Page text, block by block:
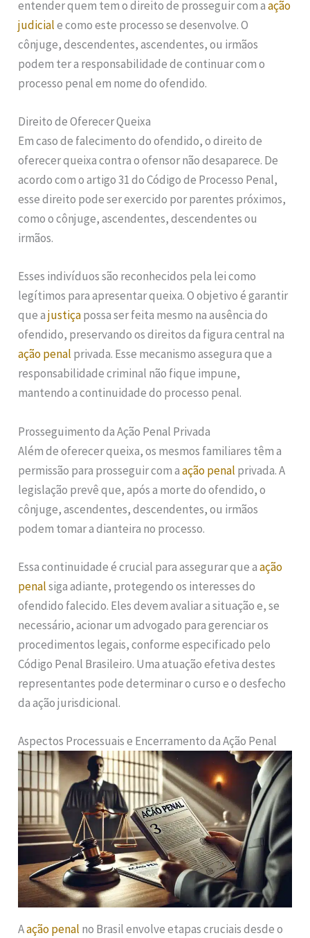
entender quem tem o direito de prosseguir com aação
judiciale como este processo se desenvolve. O
cônjuge, descendentes, ascendentes, ou irmãos
podem ter a responsabilidade de continuar com o
processo penal em nome do ofendido.
Direito de Oferecer Queixa
Em caso de falecimento do ofendido, o direito de
oferecer queixa contra o ofensor não desaparece. De
acordo com o artigo 31 do Código de Processo Penal,
esse direito pode ser exercido por parentes próximos,
como o cônjuge, ascendentes, descendentes ou
irmãos.
Esses indivíduos são reconhecidos pela lei como
legítimos para apresentar queixa. O objetivo é garantir
que ajustiçapossa ser feita mesmo na ausência do
ofendido, preservando os direitos da figura central na
ação penal privada. Esse mecanismo assegura que a
responsabilidade criminal não fique impune,
mantendo a continuidade do processo penal.
Prosseguimento da Ação Penal Privada
Além de oferecer queixa, os mesmos familiares têm a
permissão para prosseguir com aação penal privada. A
legislação prevê que, após a morte do ofendido, o
cônjuge, ascendentes, descendentes, ou irmãos
podem tomar a dianteira no processo.
Essa continuidade é crucial para assegurar que aação
penalsiga adiante, protegendo os interesses do
ofendido falecido. Eles devem avaliar a situação e, se
necessário, acionar um advogado para gerenciar os
procedimentos legais, conforme especificado pelo
Código Penal Brasileiro. Uma atuação efetiva destes
representantes pode determinar o curso e o desfecho
da ação jurisdicional.
Aspectos Processuais e Encerramento da Ação Penal
Aação penal no Brasil envolve etapas cruciais desde o